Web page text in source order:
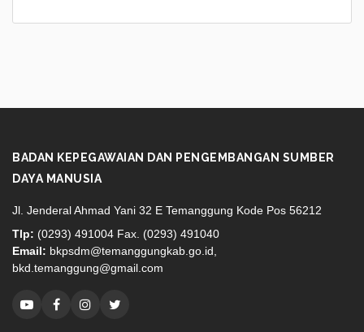
BADAN KEPEGAWAIAN DAN PENGEMBANGAN SUMBER
DAYA MANUSIA
Jl. Jenderal Ahmad Yani 32 E Temanggung Kode Pos 56212
Tlp: (0293) 491004 Fax. (0293) 491040
Email: bkpsdm@temanggungkab.go.id,
bkd.temanggung@gmail.com